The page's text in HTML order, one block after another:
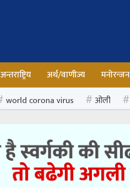
अन्तराष्ट्रिय अर्थ/वाणीज्य मनोरन्जन
world corona virus ओली